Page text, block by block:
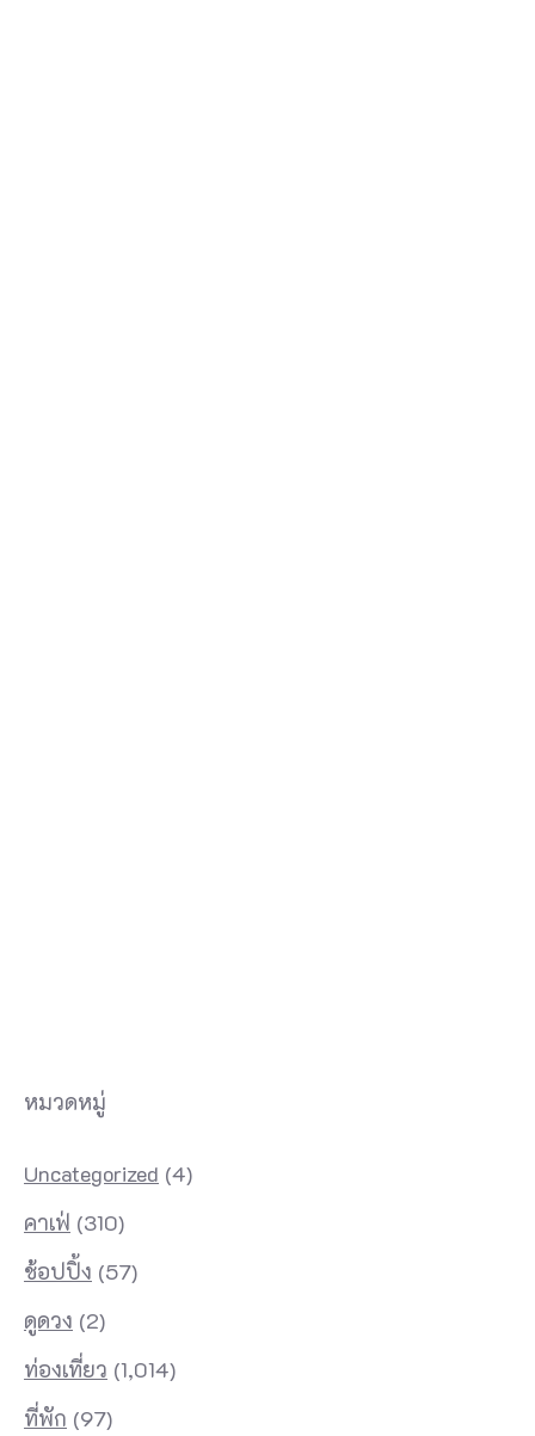
หมวดหมู่
Uncategorized (4)
คาเฟ่ (310)
ช้อปปิ้ง (57)
ดูดวง (2)
ท่องเที่ยว (1,014)
ที่พัก (97)